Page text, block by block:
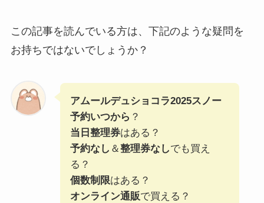
この記事を読んでいる方は、下記のような疑問を
お持ちではないでしょうか？
アムールデュショコラ2025スノー
予約いつから ？
当日整理券はある？
予約なし ＆整理券なしでも買え
る？
個数制限はある？
オンライン通販で買える？